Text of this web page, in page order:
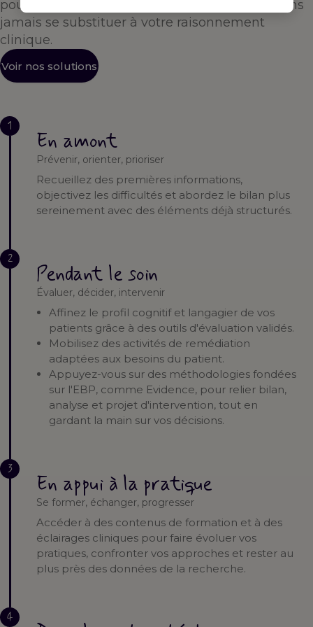
pour vous accompagner à chaque étape — sans
jamais se substituer à votre raisonnement
clinique.
Voir nos solutions
1
En amont
Prévenir, orienter, prioriser
Recueillez des premières informations,
objectivez les difficultés et abordez le bilan plus
sereinement avec des éléments déjà structurés.
2
Pendant le soin
Évaluer, décider, intervenir
Affinez le profil cognitif et langagier de vos
patients grâce à des outils d'évaluation validés.
Mobilisez des activités de remédiation
adaptées aux besoins du patient.
Appuyez-vous sur des méthodologies fondées
sur l'EBP, comme Evidence, pour relier bilan,
analyse et projet d'intervention, tout en
gardant la main sur vos décisions.
3
En appui à la pratique
Se former, échanger, progresser
Accéder à des contenus de formation et à des
éclairages cliniques pour faire évoluer vos
pratiques, confronter vos approches et rester au
plus près des données de la recherche.
4